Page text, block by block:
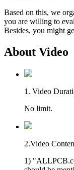
Based on this, we
you are willing to
Besides, you might
About Video
1. Video
No limit.
2.Video
1)